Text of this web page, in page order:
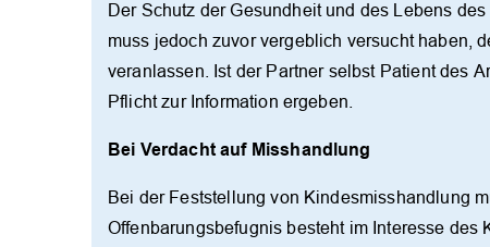
Der Schutz der Gesundheit und des Lebens
muss jedoch zuvor vergeblich versucht haben,
veranlassen. Ist der Partner selbst Patient des
Pflicht zur Information ergeben.
Bei Verdacht auf Misshandlung
Bei der Feststellung von Kindesmisshandlung
Offenbarungsbefugnis besteht im Interesse